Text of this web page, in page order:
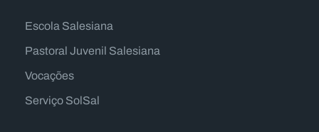
Escola Salesiana
Pastoral Juvenil Salesiana
Vocações
Serviço SolSal